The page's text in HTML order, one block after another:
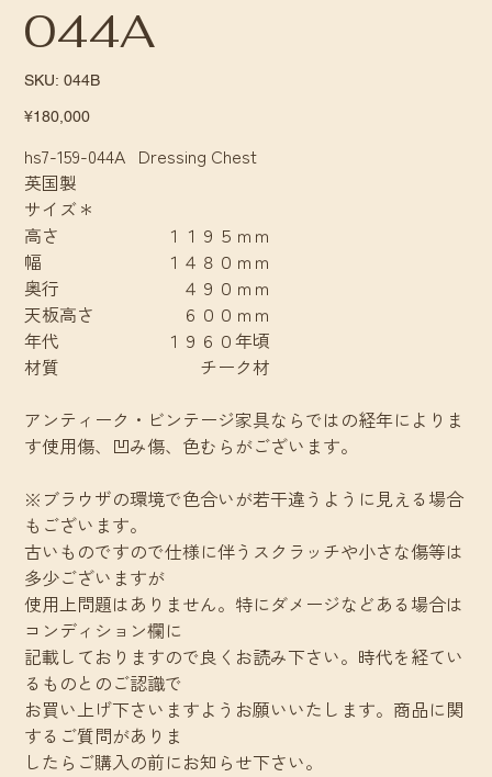
044A
SKU: SKU
044B
044B
Price
¥180,000
hs7-159-044A Dressing Chest
英国製
サイズ＊
高さ １１９５ｍｍ
幅 １４８０ｍｍ
奥行 ４９０ｍｍ
天板高さ ６００ｍｍ
年代 １９６０年頃
材質 チーク材
アンティーク・ビンテージ家具ならではの経年によりま
す使用傷、凹み傷、色むらがございます。
※ブラウザの環境で色合いが若干違うように見える場合
もございます。
古いものですので仕様に伴うスクラッチや小さな傷等は
多少ございますが
使用上問題はありません。特にダメージなどある場合は
コンディション欄に
記載しておりますので良くお読み下さい。時代を経てい
るものとのご認識で
お買い上げ下さいますようお願いいたします。商品に関
するご質問がありま
したらご購入の前にお知らせ下さい。